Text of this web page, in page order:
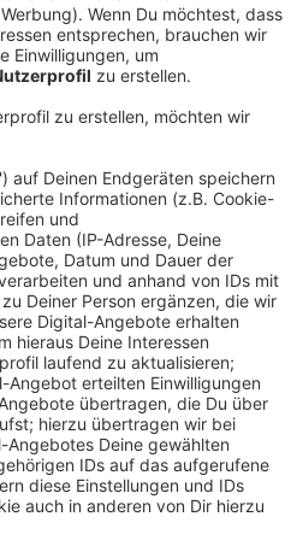
16:54
das Frühlingswetter
müssen in Münster strikt
die Ansteckungen weiter
ist zwar erlaubt, aber
Einige Teile des Aasees
ganz abgesperrt.
Markus Lewe war im
MÜNSTER-
Hausdorf. Er erklärt,
ist, sich an die Regeln
der sinkenden Zahlen in